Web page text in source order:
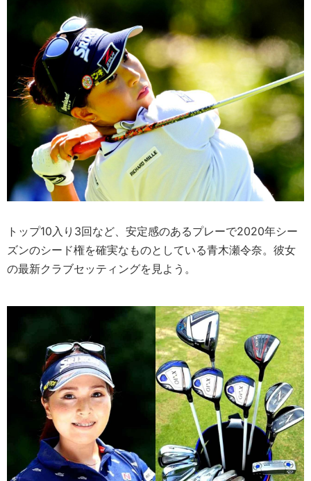
トップ10入り3回など、安定感のあるプレーで2020年シー
ズンのシード権を確実なものとしている青木瀬令奈。彼女
の最新クラブセッティングを見よう。